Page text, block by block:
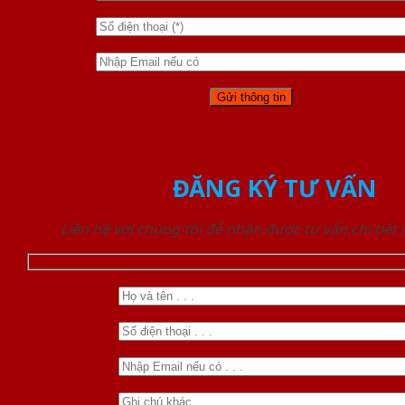
ĐĂNG KÝ TƯ VẤN
Liên hệ với chúng tôi để nhận được tư vấn chi tiết